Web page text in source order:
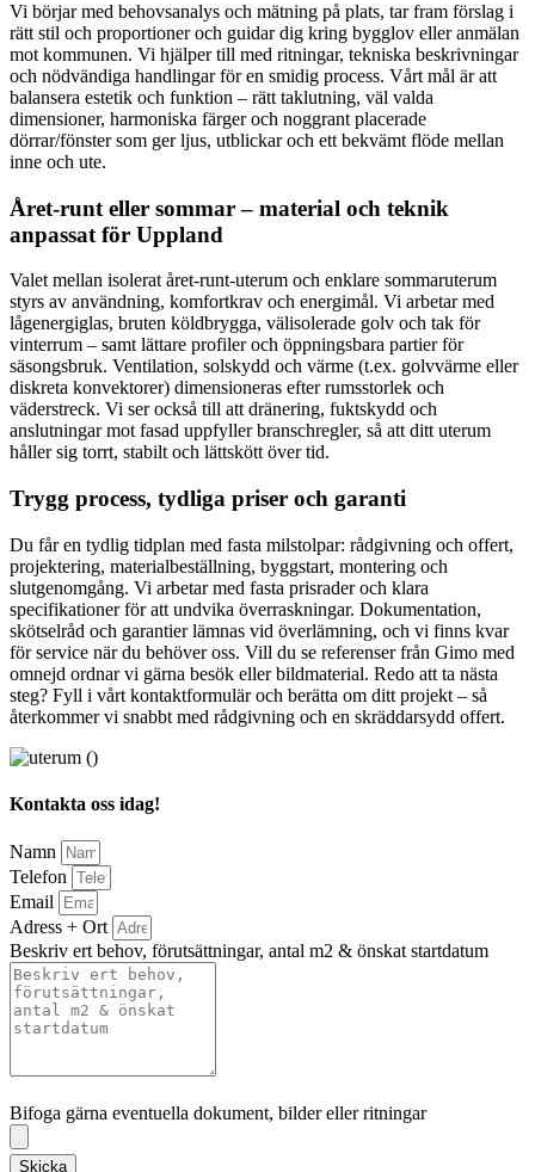
Vi börjar med behovsanalys och mätning på plats, tar fram förslag i
rätt stil och proportioner och guidar dig kring bygglov eller anmälan
mot kommunen. Vi hjälper till med ritningar, tekniska beskrivningar
och nödvändiga handlingar för en smidig process. Vårt mål är att
balansera estetik och funktion – rätt taklutning, väl valda
dimensioner, harmoniska färger och noggrant placerade
dörrar/fönster som ger ljus, utblickar och ett bekvämt flöde mellan
inne och ute.
Året-runt eller sommar – material och teknik
anpassat för Uppland
Valet mellan isolerat året-runt-uterum och enklare sommaruterum
styrs av användning, komfortkrav och energimål. Vi arbetar med
lågenergiglas, bruten köldbrygga, välisolerade golv och tak för
vinterrum – samt lättare profiler och öppningsbara partier för
säsongsbruk. Ventilation, solskydd och värme (t.ex. golvvärme eller
diskreta konvektorer) dimensioneras efter rumsstorlek och
väderstreck. Vi ser också till att dränering, fuktskydd och
anslutningar mot fasad uppfyller branschregler, så att ditt uterum
håller sig torrt, stabilt och lättskött över tid.
Trygg process, tydliga priser och garanti
Du får en tydlig tidplan med fasta milstolpar: rådgivning och offert,
projektering, materialbeställning, byggstart, montering och
slutgenomgång. Vi arbetar med fasta prisrader och klara
specifikationer för att undvika överraskningar. Dokumentation,
skötselråd och garantier lämnas vid överlämning, och vi finns kvar
för service när du behöver oss. Vill du se referenser från Gimo med
omnejd ordnar vi gärna besök eller bildmaterial. Redo att ta nästa
steg? Fyll i vårt kontaktformulär och berätta om ditt projekt – så
återkommer vi snabbt med rådgivning och en skräddarsydd offert.
Kontakta oss idag!
Namn
Telefon
Email
Adress + Ort
Beskriv ert behov, förutsättningar, antal m2 & önskat startdatum
Bifoga gärna eventuella dokument, bilder eller ritningar
Skicka